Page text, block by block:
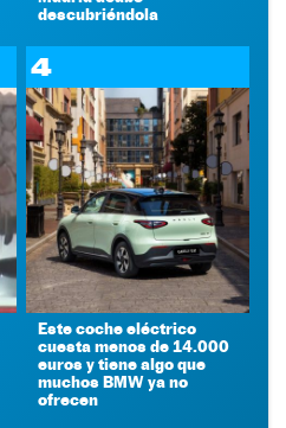
descubriéndola
4
Este coche eléctrico
cuesta menos de 14.000
euros y tiene algo que
muchos BMW ya no
ofrecen